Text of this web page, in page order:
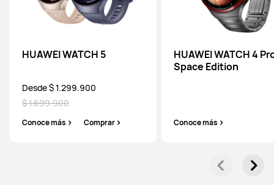
HUAWEI WATCH 5
Desde $ 1.299.900
$ 1.699.900
Conoce más Comprar
HUAWEI WATCH 4
Space Edition
Conoce más